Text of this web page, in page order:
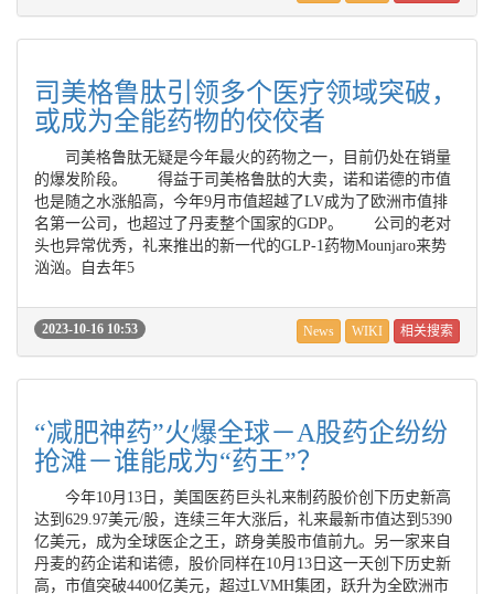
司美格鲁肽引领多个医疗领域突破，
或成为全能药物的佼佼者
司美格鲁肽无疑是今年最火的药物之一，目前仍处在销量
的爆发阶段。 得益于司美格鲁肽的大卖，诺和诺德的市值
也是随之水涨船高，今年9月市值超越了LV成为了欧洲市值排
名第一公司，也超过了丹麦整个国家的GDP。 公司的老对
头也异常优秀，礼来推出的新一代的GLP-1药物Mounjaro来势
汹汹。自去年5
2023-10-16 10:53 News WIKI 相关搜索
“减肥神药”火爆全球－A股药企纷纷
抢滩－谁能成为“药王”？
今年10月13日，美国医药巨头礼来制药股价创下历史新高
达到629.97美元/股，连续三年大涨后，礼来最新市值达到5390
亿美元，成为全球医企之王，跻身美股市值前九。另一家来自
丹麦的药企诺和诺德，股价同样在10月13日这一天创下历史新
高，市值突破4400亿美元，超过LVMH集团，跃升为全欧洲市